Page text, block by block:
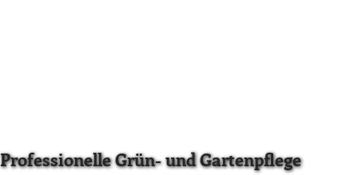
Professionelle Grün- und Gartenpflege